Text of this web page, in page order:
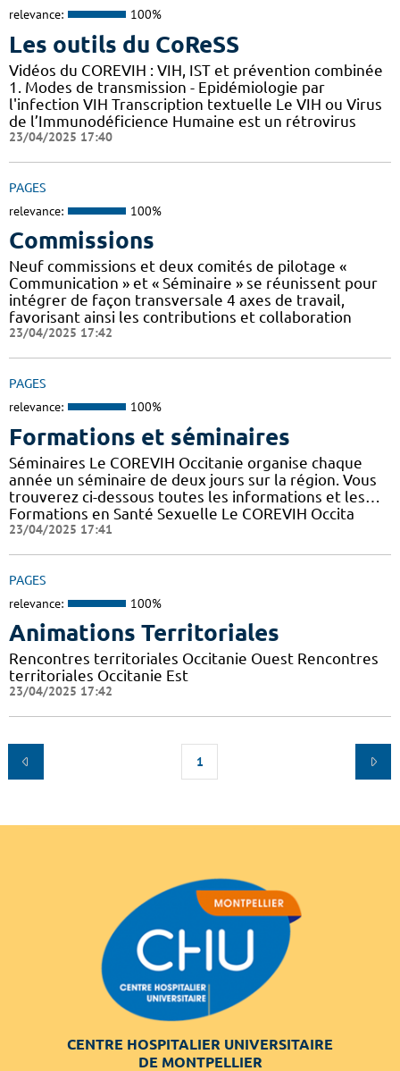
relevance: 100%
Les outils du CoReSS
Vidéos du COREVIH : VIH, IST et prévention combinée
1. Modes de transmission - Epidémiologie par
l'infection VIH Transcription textuelle Le VIH ou Virus
de l’Immunodéficience Humaine est un rétrovirus
23/04/2025 17:40
PAGES
relevance: 100%
Commissions
Neuf commissions et deux comités de pilotage «
Communication » et « Séminaire » se réunissent pour
intégrer de façon transversale 4 axes de travail,
favorisant ainsi les contributions et collaboration
23/04/2025 17:42
PAGES
relevance: 100%
Formations et séminaires
Séminaires Le COREVIH Occitanie organise chaque
année un séminaire de deux jours sur la région. Vous
trouverez ci-dessous toutes les informations et les…
Formations en Santé Sexuelle Le COREVIH Occita
23/04/2025 17:41
PAGES
relevance: 100%
Animations Territoriales
Rencontres territoriales Occitanie Ouest Rencontres
territoriales Occitanie Est
23/04/2025 17:42
1
CENTRE HOSPITALIER UNIVERSITAIRE
DE MONTPELLIER